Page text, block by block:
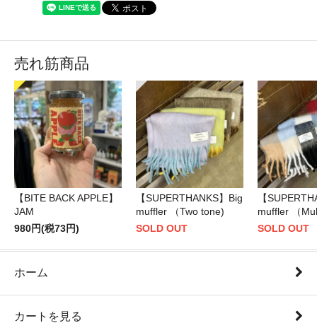
売れ筋商品
【BITE BACK APPLE】
JAM
980円(税73円)
【SUPERTHANKS】Big
muffler （Two tone)
SOLD OUT
【
muffler （
SOLD OUT
ホーム
カートを見る